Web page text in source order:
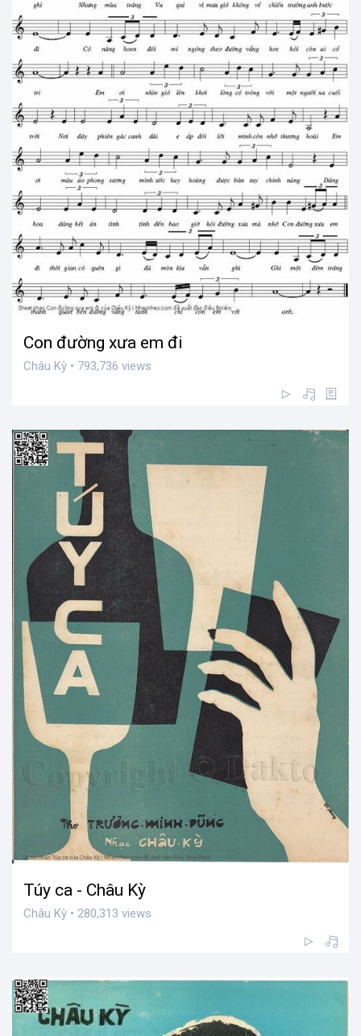
Con đường xưa em đi
Châu Kỳ • 793,736 views
Túy ca - Châu Kỳ
Châu Kỳ • 280,313 views